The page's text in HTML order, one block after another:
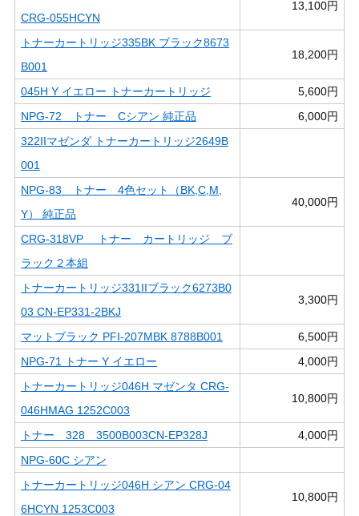
CRG-055HCYN
13,100円
トナーカートリッジ335BK ブラック8673
B001
18,200円
045H Y イエロー トナーカートリッジ
5,600円
NPG-72 トナー Cシアン 純正品
6,000円
322IIマゼンダ トナーカートリッジ2649B
001
NPG-83 トナー 4色セット（BK,C,M,
Y） 純正品
40,000円
CRG-318VP トナー カートリッジ ブ
ラック２本組
トナーカートリッジ331IIブラック6273B0
03 CN-EP331-2BKJ
3,300円
マットブラック PFI-207MBK 8788B001
6,500円
NPG-71 トナー Y イエロー
4,000円
トナーカートリッジ046H マゼンタ CRG-
046HMAG 1252C003
10,800円
トナー 328 3500B003CN-EP328J
4,000円
NPG-60C シアン
トナーカートリッジ046H シアン CRG-04
6HCYN 1253C003
10,800円